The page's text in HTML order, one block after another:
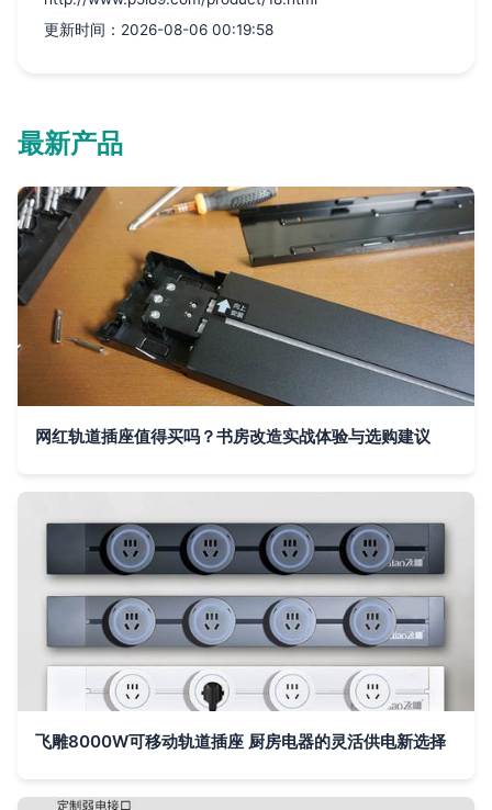
更新时间：2026-08-06 00:19:58
最新产品
网红轨道插座值得买吗？书房改造实战体验与选购建议
飞雕8000W可移动轨道插座 厨房电器的灵活供电新选择